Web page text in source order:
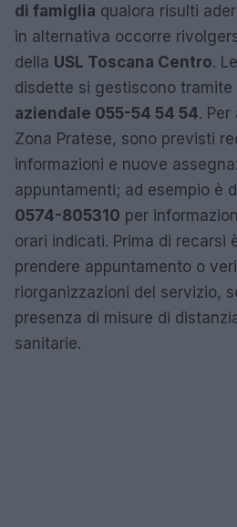
di famiglia qualora risulti
in alternativa occorre
della USL Toscana Centro.
disdette si gestiscono tramite
aziendale 055-54 54 54.
Zona Pratese, sono previsti
informazioni e nuove
appuntamenti; ad esempio è
0574-805310 per
orari indicati. Prima di recarsi
prendere appuntamento o
riorganizzazioni del servizio,
presenza di misure di
sanitarie.